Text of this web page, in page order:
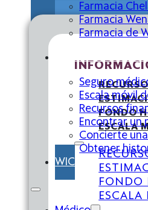
FONDO
ESCALA
FONDO
ESCALA
Farmacia
Farmacia
Farmacia de
Servicios a los
Seguro
Escala móvil
Recursos
Encontrar un
Concierte
Obtener
WIC